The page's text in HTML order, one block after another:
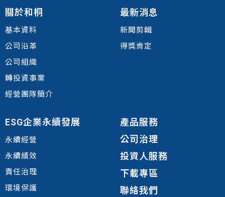
關於和桐
基本資料
公司沿革
公司組織
轉投資事業
經營團隊簡介
最新消息
新聞剪輯
得獎肯定
ESG企業永續發展
永續經營
永續績效
責任治理
環境保護
產品服務
公司治理
投資人服務
下載專區
聯絡我們